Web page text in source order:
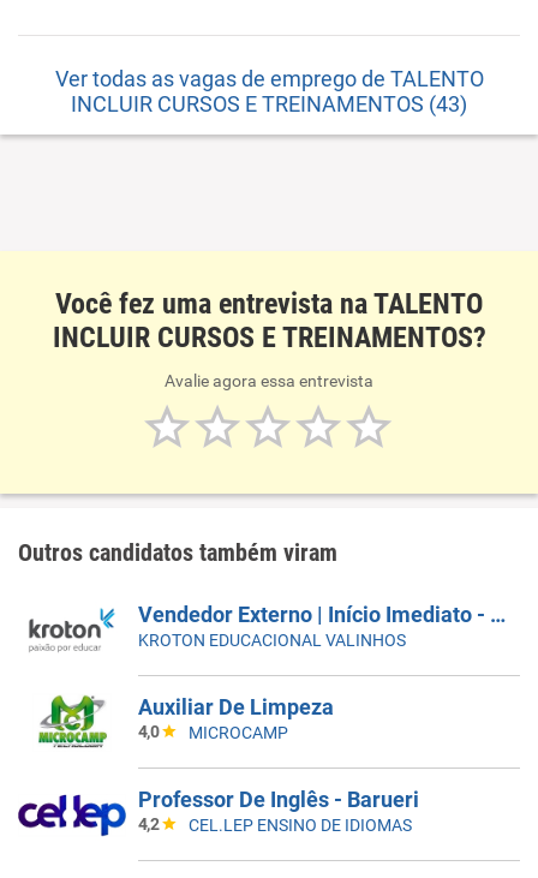
Ver todas as vagas de emprego de TALENTO
INCLUIR CURSOS E TREINAMENTOS (43)
Você fez uma entrevista na TALENTO
INCLUIR CURSOS E TREINAMENTOS?
Avalie agora essa entrevista
Outros candidatos também viram
Vendedor Externo | Início Imediato - SUMARÉ
KROTON EDUCACIONAL VALINHOS
Auxiliar De Limpeza
4,0 MICROCAMP
Professor De Inglês - Barueri
4,2 CEL.LEP ENSINO DE IDIOMAS